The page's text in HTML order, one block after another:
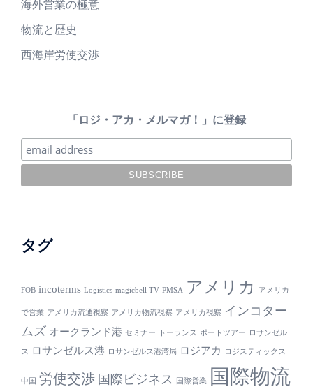
海外営業の極意
物流と歴史
西海岸労使交渉
「ロジ・アカ・メルマガ！」に登録
タグ
FOB incoterms Logistics magicbell TV PMSA アメリカ アメリカ
で営業 アメリカ流通視察 アメリカ物流視察 アメリカ視察
インコター
ムズ オークランド港 セミナー トーランス ポートツアー ロサンゼル
ス ロサンゼルス港 ロサンゼルス港湾局 ロジアカ ロジスティックス
中国 労使交渉 国際ビジネス 国際営業 国際物流